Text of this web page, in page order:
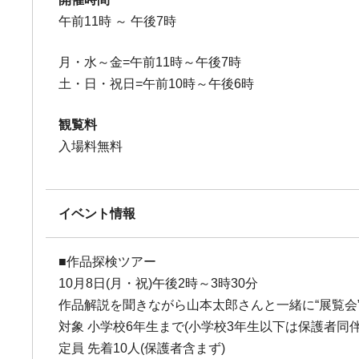
午前11時 ～ 午後7時
月・水～金=午前11時～午後7時
土・日・祝日=午前10時～午後6時
観覧料
入場料無料
イベント情報
■作品探検ツアー
10月8日(月・祝)午後2時～3時30分
作品解説を聞きながら山本太郎さんと一緒に“展覧
対象 小学校6年生まで(小学校3年生以下は保護者同
定員 先着10人(保護者含まず)